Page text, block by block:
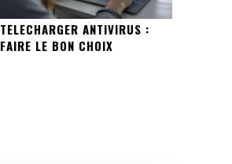
TELECHARGER ANTIVIRUS :
FAIRE LE BON CHOIX